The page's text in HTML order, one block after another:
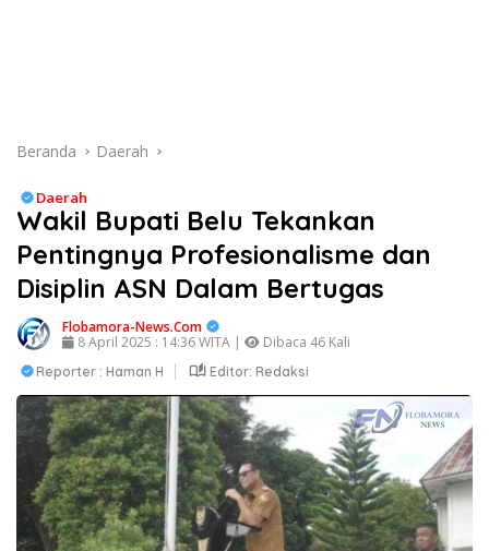
Beranda Daerah
Daerah
Wakil Bupati Belu Tekankan
Pentingnya Profesionalisme dan
Disiplin ASN Dalam Bertugas
Flobamora-News.Com
8 April 2025 : 14:36 WITA |
Dibaca 46 Kali
Reporter : Haman H Editor: Redaksi